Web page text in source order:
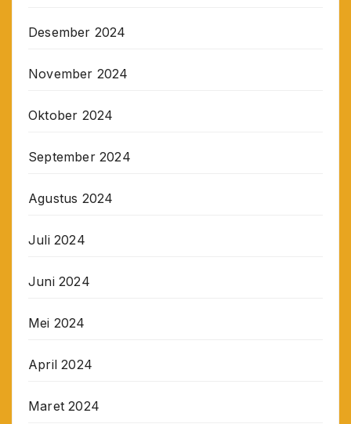
Desember 2024
November 2024
Oktober 2024
September 2024
Agustus 2024
Juli 2024
Juni 2024
Mei 2024
April 2024
Maret 2024